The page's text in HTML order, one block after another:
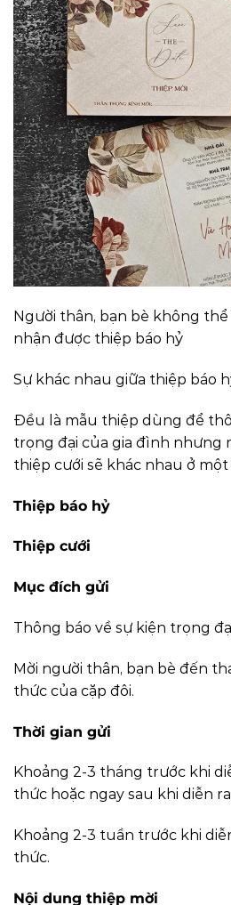
Người thân, bạn bè không
nhận được thiệp báo hỷ
Sự khác nhau giữa thiệp báo
Đều là mẫu thiệp dùng để
trọng đại của gia đình nhưng
thiệp cưới sẽ khác nhau ở một
Thiệp báo hỷ
Thiệp cưới
Mục đích gửi
Thông báo về sự kiện trọng
Mời người thân, bạn bè đến
thức của cặp đôi.
Thời gian gửi
Khoảng 2-3 tháng trước khi
thức hoặc ngay sau khi diễn
Khoảng 2-3 tuần trước khi
thức.
Nội dung thiệp mời